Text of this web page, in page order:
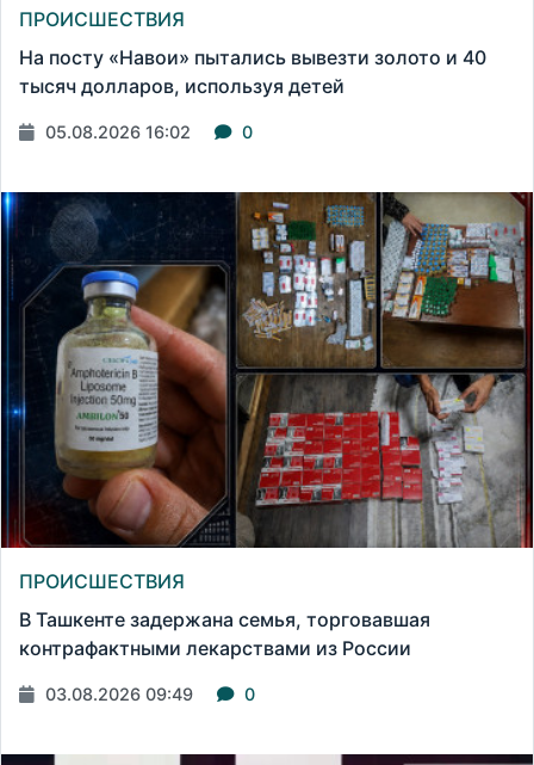
ПРОИСШЕСТВИЯ
На посту «Навои» пытались вывезти золото и 40
тысяч долларов, используя детей
05.08.2026 16:02 0
ПРОИСШЕСТВИЯ
В Ташкенте задержана семья, торговавшая
контрафактными лекарствами из России
03.08.2026 09:49 0